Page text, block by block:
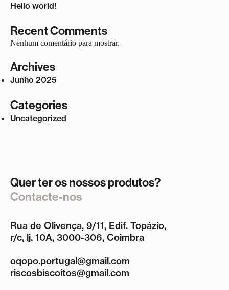
Hello world!
Recent Comments
Nenhum comentário para mostrar.
Archives
Junho 2025
Categories
Uncategorized
Quer ter os nossos produtos?
Contacte-nos
Rua de Olivença, 9/11, Edif. Topázio,
r/c, lj. 10A, 3000-306, Coimbra
oqopo.portugal@gmail.com
riscosbiscoitos@gmail.com